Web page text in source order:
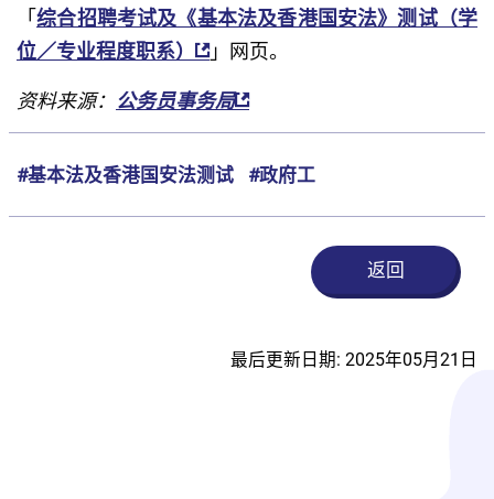
「综合招聘考试及《基本法及香港国安法》测试（学
位／专业程度职系）
」网页。
资料来源： 公务员事务局
#基本法及香港国安法测试 #政府工
返回
最后更新日期: 2025年05月21日